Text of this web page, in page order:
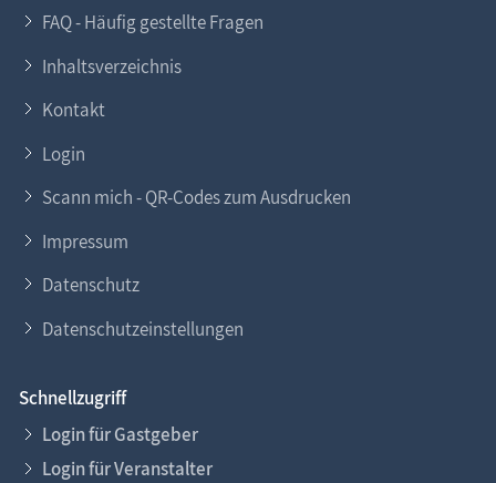
FAQ - Häufig gestellte Fragen
Inhaltsverzeichnis
Kontakt
Login
Scann mich - QR-Codes zum Ausdrucken
Impressum
Datenschutz
Datenschutzeinstellungen
Schnellzugriff
Login für Gastgeber
Login für Veranstalter